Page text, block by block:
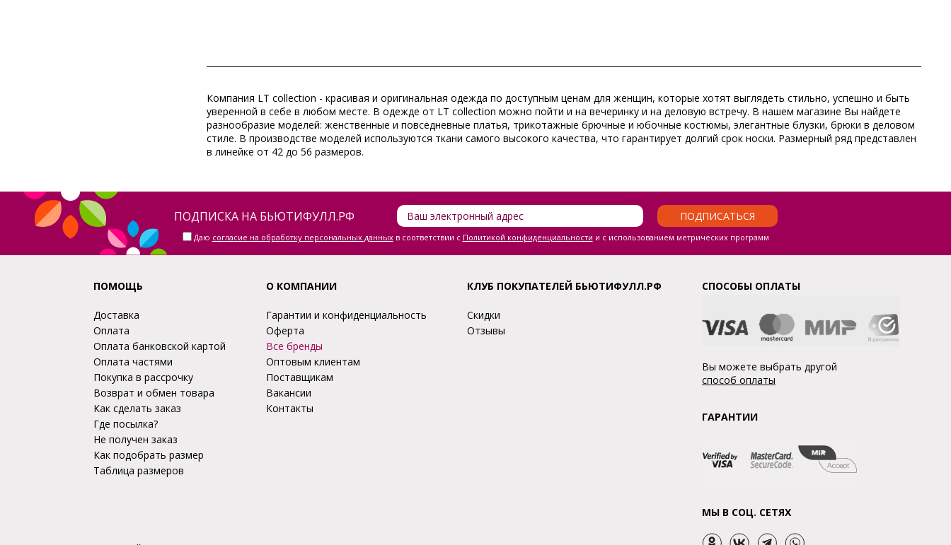
Компания LT collection - красивая и оригинальная одежда по доступным ценам для женщин, которые хотят выглядеть стильно, успешно и быть
уверенной в себе в любом месте. В одежде от LT collection можно пойти и на вечеринку и на деловую встречу. В нашем магазине Вы найдете
разнообразие моделей: женственные и повседневные платья, трикотажные брючные и юбочные костюмы, элегантные блузки, брюки в деловом
стиле. В производстве моделей используются ткани самого высокого качества, что гарантирует долгий срок носки. Размерный ряд представлен
в линейке от 42 до 56 размеров.
ПОДПИСКА НА БЬЮТИФУЛЛ.РФ ПОДПИСАТЬСЯ
Даю согласие на обработку персональных данныхв соответствии с Политикой конфиденциальности и с использованием метрических программ
ПОМОЩЬ
Доставка
Оплата
Оплата банковской картой
Оплата частями
Покупка в рассрочку
Возврат и обмен товара
Как сделать заказ
Где посылка?
Не получен заказ
Как подобрать размер
Таблица размеров
О КОМПАНИИ
Гарантии и конфиденциальность
Оферта
Все бренды
Оптовым клиентам
Поставщикам
Вакансии
Контакты
КЛУБ ПОКУПАТЕЛЕЙ БЬЮТИФУЛЛ.РФ
Скидки
Отзывы
СПОСОБЫ ОПЛАТЫ
Вы можете выбрать другой
способ оплаты
ГАРАНТИИ
МЫ В СОЦ. СЕТЯХ